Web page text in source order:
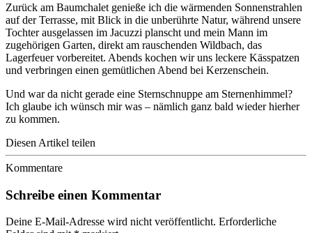
Zurück am Baumchalet genieße ich die wärmenden Sonnenstrahlen
auf der Terrasse, mit Blick in die unberührte Natur, während unsere
Tochter ausgelassen im Jacuzzi planscht und mein Mann im
zugehörigen Garten, direkt am rauschenden Wildbach, das
Lagerfeuer vorbereitet. Abends kochen wir uns leckere Kässpatzen
und verbringen einen gemütlichen Abend bei Kerzenschein.
Und war da nicht gerade eine Sternschnuppe am Sternenhimmel?
Ich glaube ich wünsch mir was – nämlich ganz bald wieder hierher
zu kommen.
Diesen Artikel teilen
Kommentare
Schreibe einen Kommentar
Deine E-Mail-Adresse wird nicht veröffentlicht. Erforderliche